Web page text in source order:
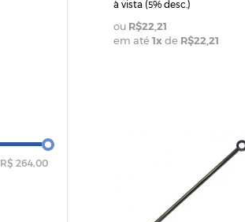
R$ 264,00
à vista (5% desc.)
R$22,21
em até 1x de R$22,21